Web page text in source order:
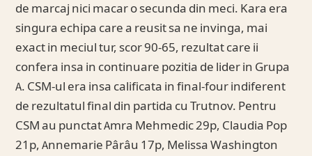
de marcaj nici macar o secunda din meci. Kara era
singura echipa care a reusit sa ne invinga, mai
exact in meciul tur, scor 90-65, rezultat care ii
confera insa in continuare pozitia de lider in Grupa
A. CSM-ul era insa calificata in final-four indiferent
de rezultatul final din partida cu Trutnov. Pentru
CSM au punctat Amra Mehmedic 29p, Claudia Pop
21p, Annemarie Pârâu 17p, Melissa Washington